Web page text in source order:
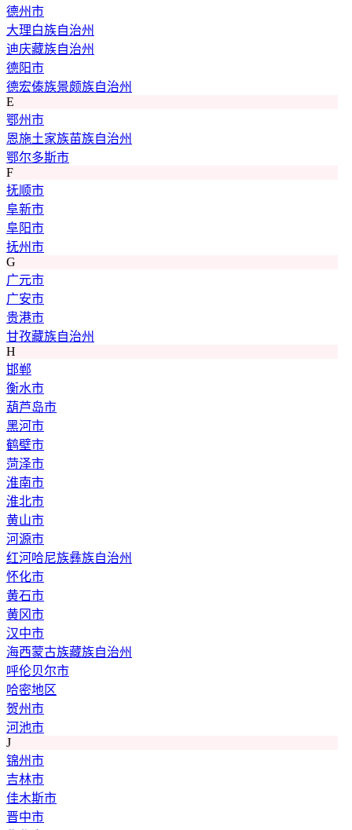
德州市
大理白族自治州
迪庆藏族自治州
德阳市
德宏傣族景颇族自治州
E
鄂州市
恩施土家族苗族自治州
鄂尔多斯市
F
抚顺市
阜新市
阜阳市
抚州市
G
广元市
广安市
贵港市
甘孜藏族自治州
H
邯郸
衡水市
葫芦岛市
黑河市
鹤壁市
菏泽市
淮南市
淮北市
黄山市
河源市
红河哈尼族彝族自治州
怀化市
黄石市
黄冈市
汉中市
海西蒙古族藏族自治州
呼伦贝尔市
哈密地区
贺州市
河池市
J
锦州市
吉林市
佳木斯市
晋中市